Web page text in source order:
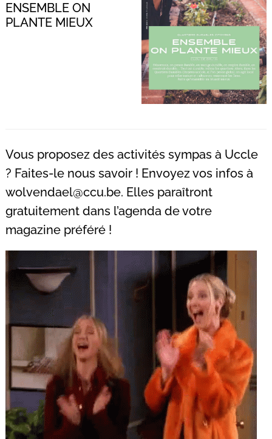
ENSEMBLE ON
PLANTE MIEUX
Vous proposez des activités sympas à Uccle
? Faites-le nous savoir ! Envoyez vos infos à
wolvendael@ccu.be. Elles paraîtront
gratuitement dans l’agenda de votre
magazine préféré !